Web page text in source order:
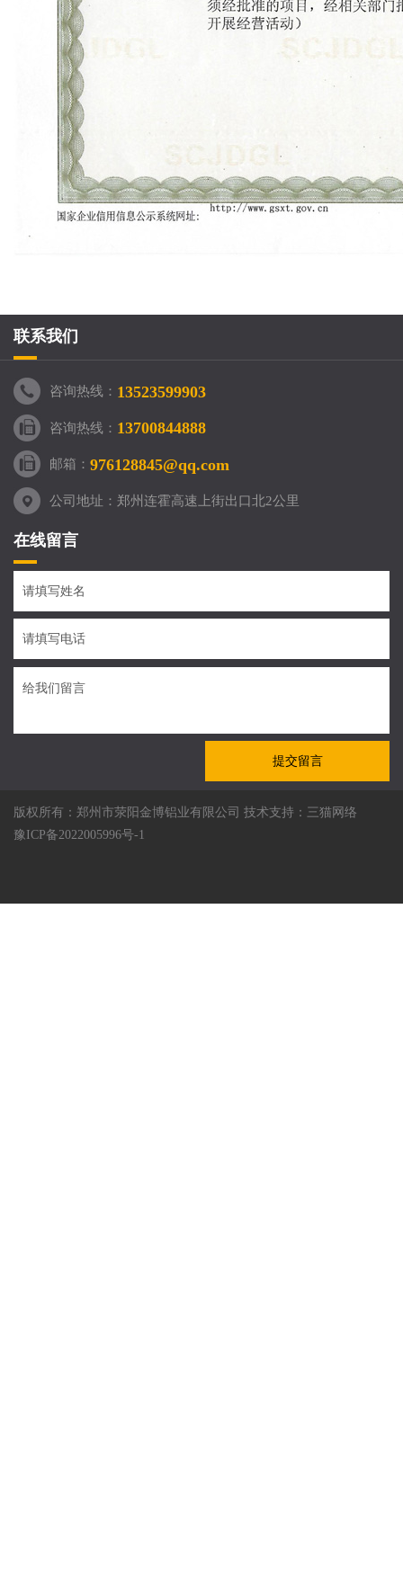
联系我们
咨询热线： 13523599903
咨询热线： 13700844888
邮箱： 976128845@qq.com
公司地址：郑州连霍高速上街出口北2公里
在线留言
提交留言
版权所有：郑州市荥阳金博铝业有限公司 技术支持： 三猫网络
豫ICP备2022005996号-1